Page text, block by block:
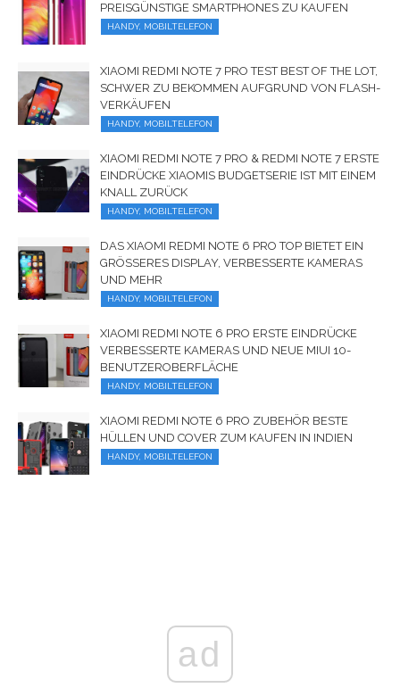
PREISGÜNSTIGE SMARTPHONES ZU KAUFEN
HANDY, MOBILTELEFON
XIAOMI REDMI NOTE 7 PRO TEST BEST OF THE LOT,
SCHWER ZU BEKOMMEN AUFGRUND VON FLASH-
VERKÄUFEN
HANDY, MOBILTELEFON
XIAOMI REDMI NOTE 7 PRO & REDMI NOTE 7 ERSTE
EINDRÜCKE XIAOMIS BUDGETSERIE IST MIT EINEM
KNALL ZURÜCK
HANDY, MOBILTELEFON
DAS XIAOMI REDMI NOTE 6 PRO TOP BIETET EIN
GRÖSSERES DISPLAY, VERBESSERTE KAMERAS U
ND MEHR
HANDY, MOBILTELEFON
XIAOMI REDMI NOTE 6 PRO ERSTE EINDRÜCKE
VERBESSERTE KAMERAS UND NEUE MIUI 10-
BENUTZEROBERFLÄCHE
HANDY, MOBILTELEFON
XIAOMI REDMI NOTE 6 PRO ZUBEHÖR BESTE
HÜLLEN UND COVER ZUM KAUFEN IN INDIEN
HANDY, MOBILTELEFON
ad